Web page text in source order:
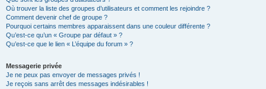
Où trouver la liste des groupes d’utilisateurs et comment les rejoindre ?
Comment devenir chef de groupe ?
Pourquoi certains membres apparaissent dans une couleur différente ?
Qu’est-ce qu’un « Groupe par défaut » ?
Qu’est-ce que le lien « L’équipe du forum » ?
Messagerie privée
Je ne peux pas envoyer de messages privés !
Je reçois sans arrêt des messages indésirables !